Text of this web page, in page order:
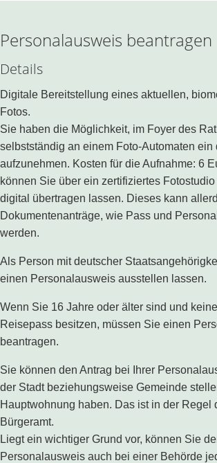
Personalausweis beantragen
Details
Digitale Bereitstellung eines aktuellen,
Fotos.
Sie haben die Möglichkeit, im Foyer des
selbstständig an einem Foto-Automaten ein
aufzunehmen. Kosten für die Aufnahme: 6
können Sie über ein zertifiziertes
digital übertragen lassen. Dieses kann
Dokumentenanträge, wie Pass und
werden.
Als Person mit deutscher
einen Personalausweis ausstellen lassen.
Wenn Sie 16 Jahre oder älter sind und
Reisepass besitzen, müssen Sie einen
beantragen.
Sie können den Antrag bei Ihrer
der Stadt beziehungsweise Gemeinde
Hauptwohnung haben. Das ist in der Regel
Bürgeramt.
Liegt ein wichtiger Grund vor, können Sie
Personalausweis auch bei einer Behörde